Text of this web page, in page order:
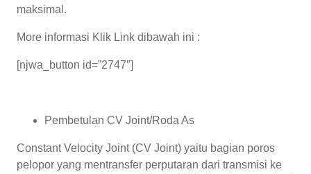
maksimal.
More informasi Klik Link dibawah ini :
[njwa_button id=”2747″]
Pembetulan CV Joint/Roda As
Constant Velocity Joint (CV Joint) yaitu bagian poros
pelopor yang mentransfer perputaran dari transmisi ke